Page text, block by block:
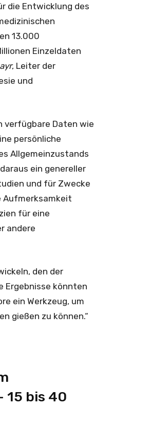
die Entwicklung des
13.000
Einzeldaten
, Leiter der
und
verfügbare Daten wie
persönliche
Allgemeinzustands
ein genereller
und für Zwecke
Aufmerksamkeit
für eine
andere
den der
Ergebnisse könnten
ein Werkzeug, um
gießen zu können.“
15 bis 40